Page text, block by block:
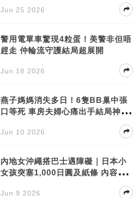
Jun 25 2026
警用電單車驚現4粒蛋！美警非但唔
趕走 仲輪流守護結局超展開
Jun 18 2026
燕子媽媽消失多日！6隻BB巢中張
口等死 車房夫婦心痛出手結局神反
Jun 10 2026
內地女沖繩搭巴士遇障礙｜日本小
女孩突塞1,000日圓及紙條 內容暖
Jun 9 2026